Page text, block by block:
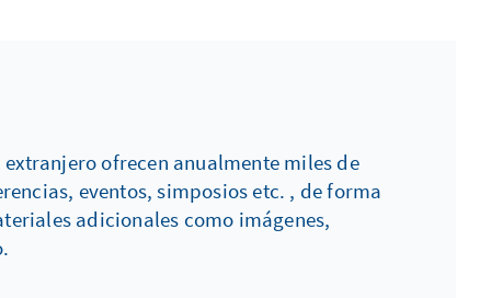
ofrecen anualmente miles de
eventos, simposios etc. , de forma
adicionales como imágenes,